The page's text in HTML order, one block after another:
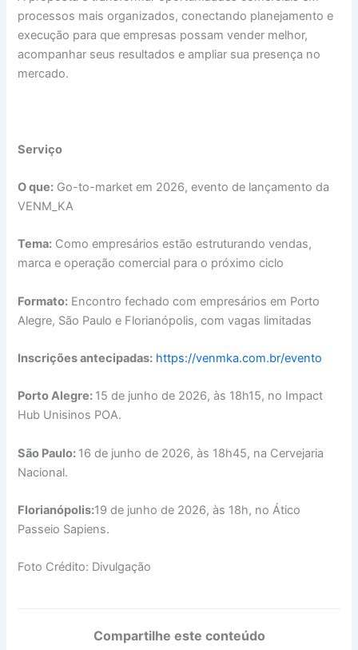
processos mais organizados, conectando planejamento e
execução para que empresas possam vender melhor,
acompanhar seus resultados e ampliar sua presença no
mercado.
Serviço
O que: Go-to-market em 2026, evento de lançamento da
VENM_KA
Tema: Como empresários estão estruturando vendas,
marca e operação comercial para o próximo ciclo
Formato: Encontro fechado com empresários em Porto
Alegre, São Paulo e Florianópolis, com vagas limitadas
Inscrições antecipadas: https://venmka.com.br/evento
Porto Alegre: 15 de junho de 2026, às 18h15, no Impact
Hub Unisinos POA.
São Paulo: 16 de junho de 2026, às 18h45, na Cervejaria
Nacional.
Florianópolis:19 de junho de 2026, às 18h, no Ático
Passeio Sapiens.
Foto Crédito: Divulgação
Compartilhe este conteúdo